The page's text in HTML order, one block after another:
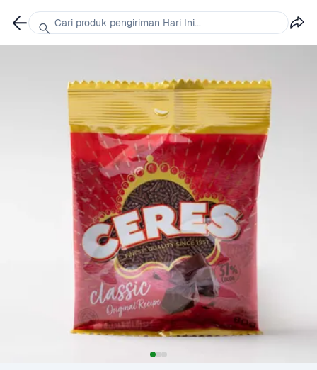
Cari produk pengiriman Hari Ini...